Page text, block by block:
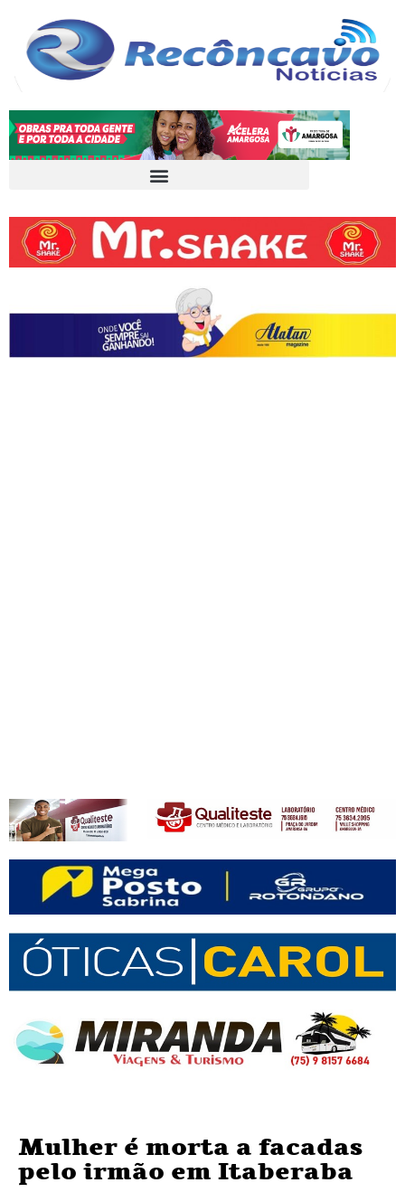
Mulher é morta a facadas
pelo irmão em Itaberaba